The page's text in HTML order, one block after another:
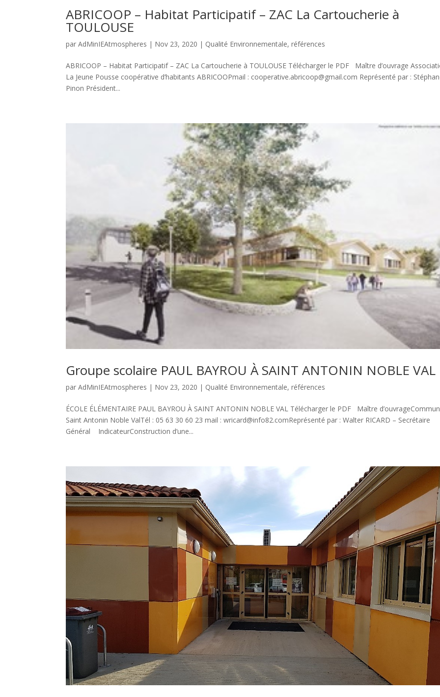
ABRICOOP – Habitat Participatif – ZAC La Cartoucherie à
TOULOUSE
parAdMinIEAtmospheres | Nov 23, 2020 | Qualité Environnementale,références
ABRICOOP – Habitat Participatif – ZAC La Cartoucherie à TOULOUSE Télécharger le PDF Maître d’ouvrage
La Jeune Pousse coopérative d’habitants ABRICOOPmail : cooperative.abricoop@gmail.com Représenté par :
Pinon Président...
Groupe scolaire PAUL BAYROU À SAINT ANTONIN NOBLE VAL
parAdMinIEAtmospheres | Nov 23, 2020 | Qualité Environnementale,références
ÉCOLE ÉLÉMENTAIRE PAUL BAYROU À SAINT ANTONIN NOBLE VAL Télécharger le PDF Maître
Saint Antonin Noble ValTél : 05 63 30 60 23 mail : wricard@info82.comReprésenté par : Walter RICARD – Secrétaire
Général IndicateurConstruction d’une...